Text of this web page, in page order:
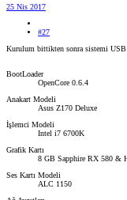
25 Nis 2017
#27
Kurulum bittikten sonra sistemi USB
BootLoader
OpenCore 0.6.4
Anakart Modeli
Asus Z170 Deluxe
İşlemci Modeli
Intel i7 6700K
Grafik Kartı
8 GB Sapphire RX 580 &
Ses Kartı Modeli
ALC 1150